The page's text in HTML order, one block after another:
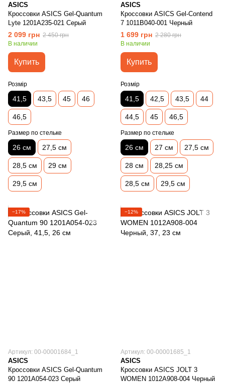
ASICS
Кроссовки ASICS Gel-Quantum
Lyte 1201A235-021 Серый
2 099 грн 2 450 грн
В наличии
Купить
Розмір
41,5 43,5 45 46
46,5
Размер по стельке
26 см 27,5 см
28,5 см 29 см
29,5 см
ASICS
Кроссовки ASICS Gel-Contend
7 1011B040-001 Черный
1 699 грн 2 280 грн
В наличии
Купить
Розмір
41,5 42,5 43,5 44
44,5 45 46,5
Размер по стельке
26 см 27 см 27,5 см
28 см 28,25 см
28,5 см 29,5 см
−17%
Артикул: 00-00001684_1
ASICS
Кроссовки ASICS Gel-Quantum
90 1201A054-023 Серый
−12%
Артикул: 00-00001685_1
ASICS
Кроссовки ASICS JOLT 3
WOMEN 1012A908-004 Черный